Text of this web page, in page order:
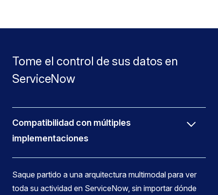
Tome el control de sus datos en
ServiceNow
Compatibilidad con múltiples
implementaciones
Saque partido a una arquitectura multimodal para ver
toda su actividad en ServiceNow, sin importar dónde